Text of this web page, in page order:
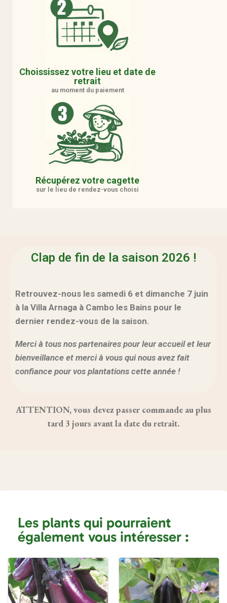
Choississez votre lieu et date de
retrait
au moment du paiement
Récupérez votre cagette
sur le lieu de rendez-vous choisi
Clap de fin de la saison 2026 !
Retrouvez-nous les samedi 6 et dimanche 7 juin
à la Villa Arnaga à Cambo les Bains pour le
dernier rendez-vous de la saison.
Merci à tous nos partenaires pour leur accueil et leur
bienveillance et merci à vous qui nous avez fait
confiance pour vos plantations cette année !
ATTENTION, vous devez passer commande au plus
tard 3 jours avant la date du retrait.
Les plants qui pourraient
également vous intéresser :